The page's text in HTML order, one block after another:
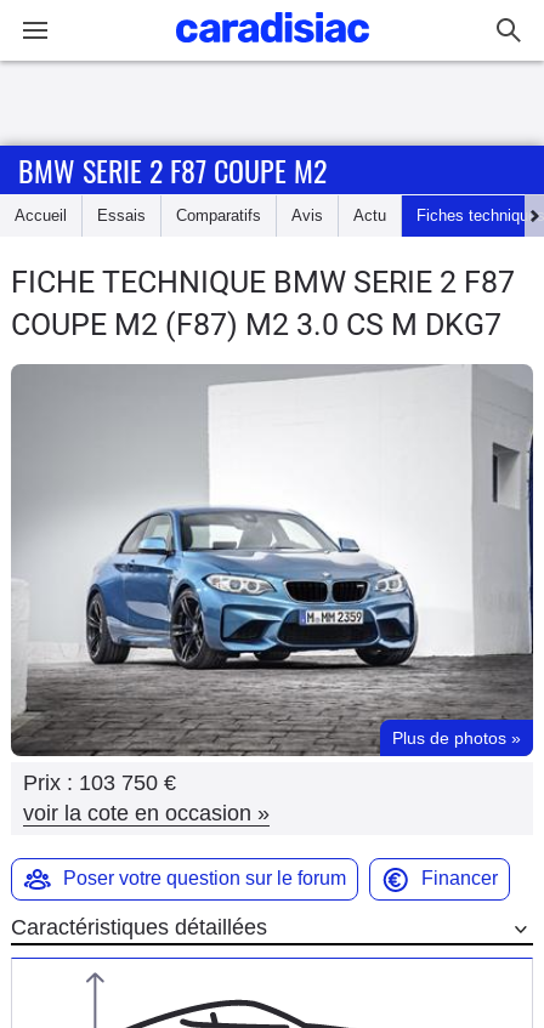
Accueil
Essais
Guide
Flottes
Services
Forum
Moto
Marques
BMW SERIE 2 F87 COUPE M2
Accueil Essais Comparatifs Avis Actu Fiches techniques
FICHE TECHNIQUE BMW SERIE 2 F87
COUPE M2 (F87) M2 3.0 CS M DKG7
Plus de photos »
Prix : 103 750 €
voir la cote en occasion »
Poser votre question sur le forum Financer
Caractéristiques détaillées